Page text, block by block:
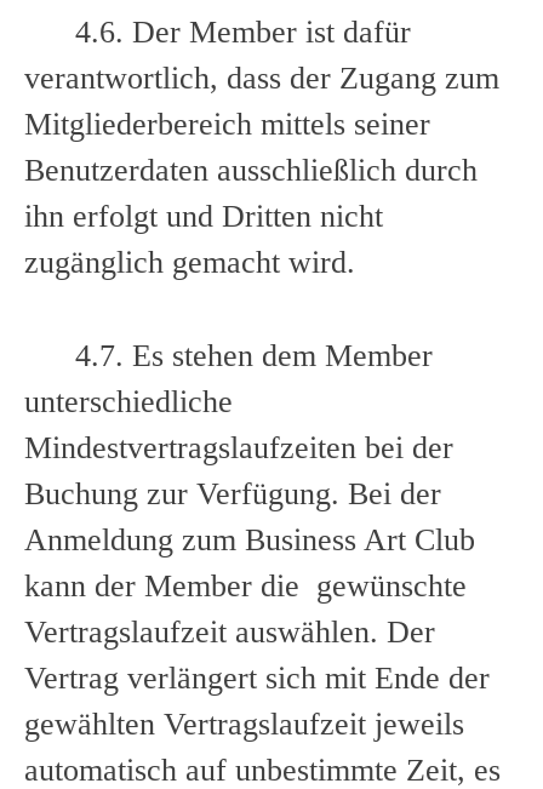
4.6. Der Member ist dafür
verantwortlich, dass der Zugang zum
Mitgliederbereich mittels seiner
Benutzerdaten ausschließlich durch
ihn erfolgt und Dritten nicht
zugänglich gemacht wird.
4.7. Es stehen dem Member
unterschiedliche
Mindestvertragslaufzeiten bei der
Buchung zur Verfügung. Bei der
Anmeldung zum Business Art Club
kann der Member die gewünschte
Vertragslaufzeit auswählen. Der
Vertrag verlängert sich mit Ende der
gewählten Vertragslaufzeit jeweils
automatisch auf unbestimmte Zeit, es